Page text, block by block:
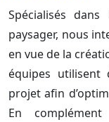
Spécialisés
paysager, nous
en vue de la
équipes utilisent
projet afin
En